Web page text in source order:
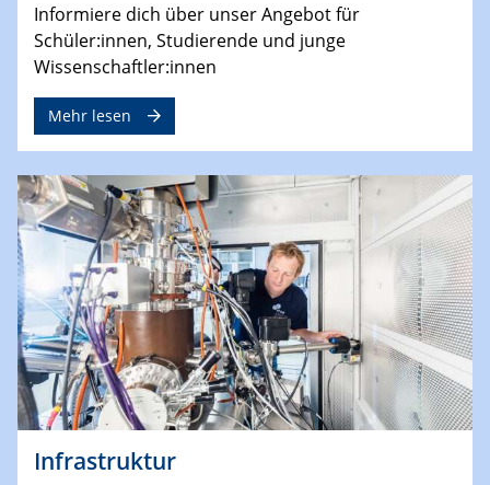
Informiere dich über unser Angebot für
Schüler:innen, Studierende und junge
Wissenschaftler:innen
Mehr lesen
Infrastruktur